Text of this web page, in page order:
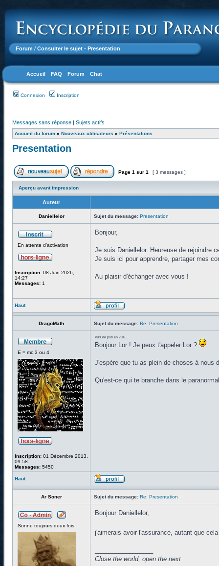
Forum / Consulter le sujet - Presentation
Accueil FAQ Forum Chat
Connexion Inscription
Messages sans réponse | Sujets actifs
Accueil du forum » Nouveaux utilisateurs » Présentations
Presentation
Page 1 sur 1 [ 3 messages ]
Aperçu avant impression
Auteur
Daniellelor Sujet du message: Presentation
En attente d'activation
Inscription: 08 Juin 2026,
14:27
Messages: 1
Bonjour,
Je suis Daniellelor. Heureuse de rejoindre
Je suis ici pour apprendre, partager mes
Au plaisir d'échanger avec vous !
Haut
DragoMath Sujet du message: Re: Presentation
E = mc 3 ou 4
Inscription: 01 Décembre 2013,
09:58
Messages: 5450
Pas de pub en vue...
Bonjour Lor ! Je peux t'appeler Lor ?
J'espère que tu as plein de choses à nous
Qu'est-ce qui te branche dans le
Haut
Ar Soner Sujet du message: Re: Presentation
Sonne toujours deux fois
Bonjour Daniellelor,
j'aimerais avoir l'assurance, autant que
Close the world, open the next